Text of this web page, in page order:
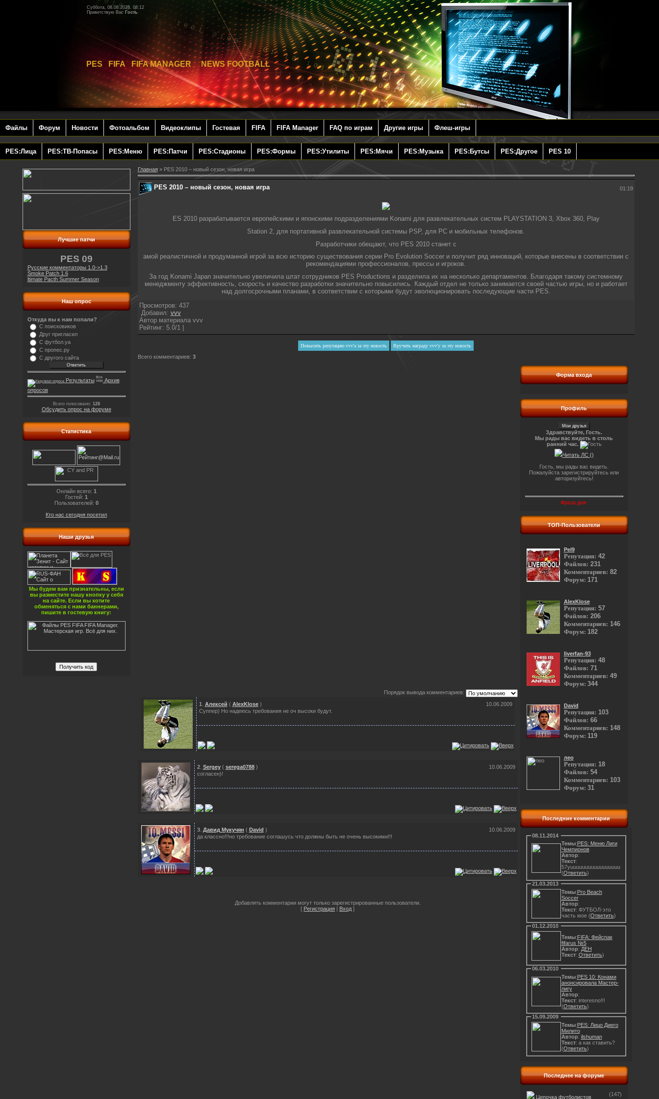
Суббота, 08.08.2026, 08:12
Приветствую Вас Гость
PES FIFA FIFA MANAGER NEWS FOOTBALL
Файлы Форум Новости Фотоальбом Видеоклипы Гостевая FIFA FIFA Manager FAQ по играм Другие игры Флеш-игры
PES:Лица PES:ТВ-Попасы PES:Меню PES:Патчи PES:Стадионы PES:Формы PES:Утилиты PES:Мячи PES:Музыка PES:Бутсы PES:Другое PES 10
Лучшие патчи
PES 09
Русские комментаторы 1.0->1.3
Smoke Patch 1.6
ltimate Pacth Summer Season
Наш опрос
Откуда вы к нам попали?
С поисковиков
Друг пригласил
С футбол.уа
С пропес.ру
С другого сайта
Результаты
Архив
опросов
Всего голосовало: 128
Обсудить опрос на форуме
Статистика
Онлайн всего: 1
Гостей: 1
Пользователей: 0
Кто нас сегодня посетил
Наши друзья
Мы будем вам признательны, если
вы разместите нашу кнопку у себя
на сайте. Если вы хотите
обменяться с нами баннерами,
пишите в гостевую книгу:
Главная» PES 2010 – новый сезон, новая игра
PES 2010 – новый сезон, новая игра 01:19
ES 2010 разрабатывается европейскими и японскими подразделениями Konami для развлекательных систем PLAYSTATION 3, Xbox 360, Play
Station 2, для портативной развлекательной системы PSP, для PC и мобильных телефонов.
Разработчики обещают, что PES 2010 станет с
амой реалистичной и продуманной игрой за всю историю существования серии Pro Evolution Soccer и получит ряд инноваций, которые внесены в соответствии с
рекомендациями профессионалов, прессы и игроков.
За год Konami Japan значительно увеличила штат сотрудников PES Productions и разделила их на несколько департаментов. Благодаря такому системному
менеджменту эффективность, скорость и качество разработки значительно повысились. Каждый отдел не только занимается своей частью игры, но и работает
над долгосрочными планами, в соответствии с которыми будут эволюционировать последующие части PES.
Просмотров: 437
Добавил: vvv
Автор материала vvv
Рейтинг: 5.0/1 |
Всего комментариев: 3
Порядок вывода комментариев:
10.06.2009
1 Алексей ( AlexKlose)
Суппер) Но надеюсь требования не оч высоки будут.
10.06.2009
2. Sergey( serega0788)
согласен)!
10.06.2009
3. Давид Мукучян ( David )
да классно!!!но требование соглашусь что должны быть не очень высокими!!!
Добавлять комментарии могут только зарегистрированные пользователи.
[ Регистрация | Вход ]
Форма входа
Профиль
Здравствуйте, Гость.
Мы рады вас видеть в столь
ранний час.
Читать ЛС ()
Гость, мы рады вас видеть.
Пожалуйста зарегистрируйтесь или
авторизуйтесь!
Фраза дня:
ТОП-Пользователи
Pel9
Репутация: 42
Файлов: 231
Комментариев: 82
Форум: 171
AlexKlose
Репутация: 57
Файлов: 206
Комментариев: 146
Форум: 182
liverfan-93
Репутация: 48
Файлов: 71
Комментариев: 49
Форум: 344
David
Репутация: 103
Файлов: 66
Комментариев: 148
Форум: 119
лео
Репутация: 18
Файлов: 54
Комментариев: 103
Форум: 31
Последние комментарии
08.11.2014
Темы: PES: Меню Лиги
Чемпионов
Автор:
Текст:
57yuuuuuuuuuuuuuuuuu
(Ответить)
21.03.2013
Темы:Pro Beach
Soccer
Автор:
Текст: ФУТБОЛ-это
часть мое (Ответить)
01.12.2010
Темы:FIFA: Фейспак
fifarus №5
Автор: ДЕН
Текст: Ответить)
06.03.2010
Темы:PES 10: Конами
анонсировала Мастер-
лигу
Автор:
Текст: interesno!!!
(Ответить)
15.09.2009
Темы:PES: Лицо Диего
Милито
Автор: ilshuman
Текст: а как ставить?
(Ответить)
Последнее на форуме
Цепочка футболистов (147)